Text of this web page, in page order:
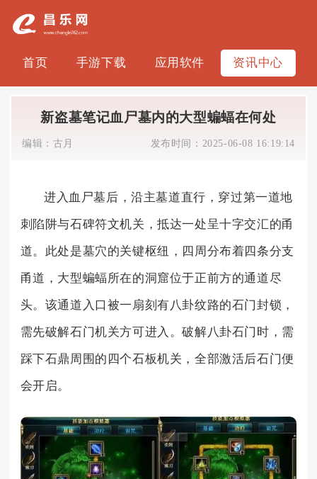
首页 手游下载 应用软件 资讯中心
新盗墓笔记血尸墓内的大型蝙蝠在何处
编辑： 古月 发布时间： 2025-06-08 16:19:14
进入血尸墓后，沿主墓道直行，穿过第一道地
刺陷阱与石碑符文机关，抵达一处呈十字交汇的甬
道。此处是墓穴的关键枢纽，四周分布着四条分支
甬道，大型蝙蝠所在的洞窟位于正前方的通道尽
头。该通道入口被一扇刻有八卦纹路的石门封锁，
需先破解石门机关方可进入。破解八卦石门时，需
踩下石鼎周围的四个石板机关，全部激活后石门便
会开启。